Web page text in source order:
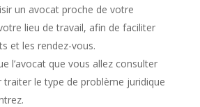
un avocat proche de votre
lieu de travail, afin de faciliter
et les rendez-vous.
l’avocat que vous allez consulter
traiter le type de problème juridique